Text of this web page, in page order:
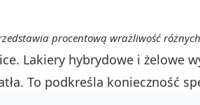
procentową wrażliwość
Lakiery hybrydowe i żelowe
To podkreśla konieczność